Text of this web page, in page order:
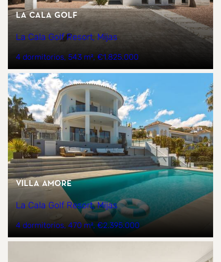
La Cala Golf
La Cala Golf Resort, Mijas
4 dormitorios 543 m² €1.825.000
Villa Amore
La Cala Golf Resort, Mijas
4 dormitorios 470 m² €2.395.000